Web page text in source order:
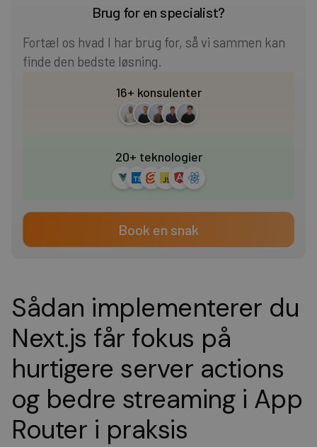
Sådan implementerer du
Next.js får fokus på
hurtigere server actions
og bedre streaming i App
Router i praksis
Heading 4
Heading 5
Brug for en specialist?
Fortæl os hvad I har brug for, så vi sammen kan
finde den bedste løsning.
16+ konsulenter
20+ teknologier
Book en snak